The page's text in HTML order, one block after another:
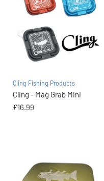
Cling Fishing Products
Cling - Mag Grab Mini
£16.99